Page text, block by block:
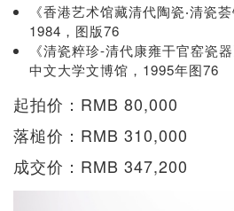
《香港艺术馆藏清代陶瓷‧清瓷
1984，图版76
《清瓷粹珍-清代康雍干官窑瓷
中文大学文博馆，1995年图76
起拍价：RMB 80,000
落槌价：RMB 310,000
成交价：RMB 347,200